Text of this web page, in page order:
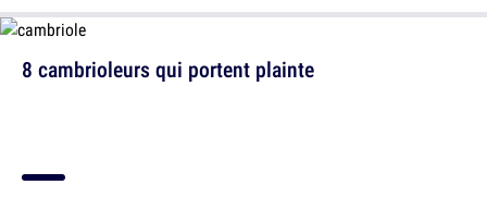
8 cambrioleurs qui portent plainte